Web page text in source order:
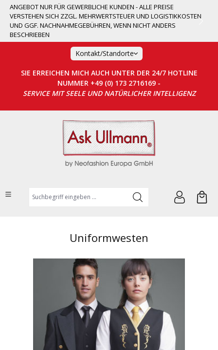
springen
ANGEBOT NUR FÜR GEWERBLICHE KUNDEN - ALLE PREISE
VERSTEHEN SICH ZZGL. MEHRWERTSTEUER UND LOGISTIKKOSTEN
UND GGF. NACHNAHMEGEBÜHREN, WENN NICHT ANDERS
BESCHRIEBEN
Kontakt/Standorte
SIE ERREICHEN MICH AUCH UNTER DER 24/7 HOTLINE
NUMMER +49 (0) 173 2716169 -
SERVICE MIT SEELE UND NATÜRLICHER INTELLIGENZ
Suchbegriff eingeben ...
Uniformwesten